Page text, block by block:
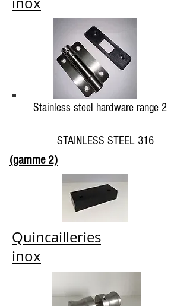
Stainless steel hardware range 2
STAINLESS STEEL 316
(gamme 2)
Quincailleries
inox